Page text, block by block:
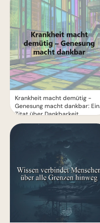
Krankheit macht demütig -
Genesung macht dankbar: Ein
Zitat über Dankbarkeit